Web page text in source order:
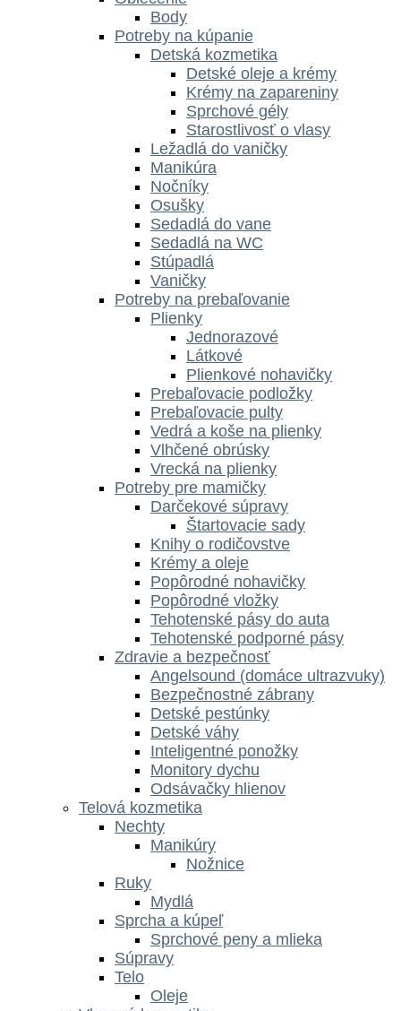
Body
Potreby na kúpanie
Detská kozmetika
Detské oleje a krémy
Krémy na zapareniny
Sprchové gély
Starostlivosť o vlasy
Ležadlá do vaničky
Manikúra
Nočníky
Osušky
Sedadlá do vane
Sedadlá na WC
Stúpadlá
Vaničky
Potreby na prebaľovanie
Plienky
Jednorazové
Látkové
Plienkové nohavičky
Prebaľovacie podložky
Prebaľovacie pulty
Vedrá a koše na plienky
Vlhčené obrúsky
Vrecká na plienky
Potreby pre mamičky
Darčekové súpravy
Štartovacie sady
Knihy o rodičovstve
Krémy a oleje
Popôrodné nohavičky
Popôrodné vložky
Tehotenské pásy do auta
Tehotenské podporné pásy
Zdravie a bezpečnosť
Angelsound (domáce ultrazvuky)
Bezpečnostné zábrany
Detské pestúnky
Detské váhy
Inteligentné ponožky
Monitory dychu
Odsávačky hlienov
Telová kozmetika
Nechty
Manikúry
Nožnice
Ruky
Mydlá
Sprcha a kúpeľ
Sprchové peny a mlieka
Súpravy
Telo
Oleje